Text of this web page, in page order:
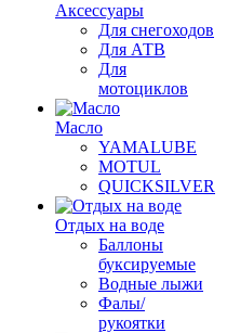
Аксессуары
Для снегоходов
Для АТВ
Для
мотоциклов
Масло
YAMALUBE
MOTUL
QUICKSILVER
Отдых на воде
Баллоны
буксируемые
Водные лыжи
Фалы/
рукоятки